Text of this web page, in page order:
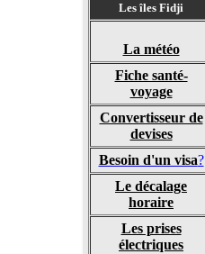
Les îles Fidji
La météo
Fiche santé-
voyage
Convertisseur de
devises
Besoin d'un visa?
Le décalage
horaire
Les prises
électriques